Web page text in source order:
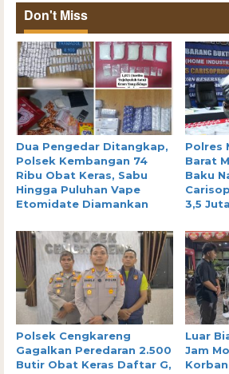
Don't Miss
Dua Pengedar Ditangkap,
Polsek Kembangan 74
Ribu Obat Keras, Sabu
Hingga Puluhan Vape
Etomidate Diamankan
Polres
Barat
Baku
3,5
Polsek Cengkareng
Gagalkan Peredaran 2.500
Butir Obat Keras Daftar G,
Luar
Jam